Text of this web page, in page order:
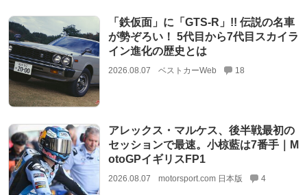
「鉄仮面」に「GTS-R」!! 伝説の名車
が勢ぞろい！ 5代目から7代目スカイラ
イン進化の歴史とは
2026.08.07 ベストカーWeb 18
アレックス・マルケス、後半戦最初の
セッションで最速。小椋藍は7番手｜M
otoGPイギリスFP1
2026.08.07 motorsport.com 日本版 4